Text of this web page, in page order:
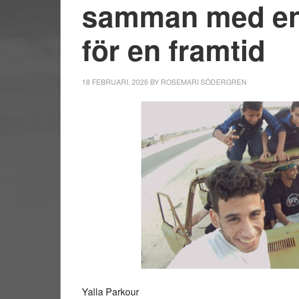
samman med
för en framtid
18 FEBRUARI, 2026 BY ROSEMARI SÖDERGREN
Yalla Parkour